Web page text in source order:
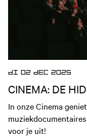
DI 02 DEC 2025
CINEMA: DE
In onze Cinema
voor je uit!